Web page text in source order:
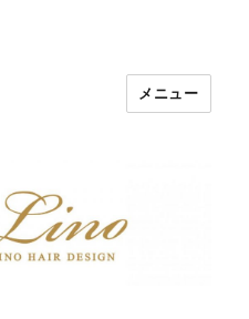
原町BLOG
メニュー